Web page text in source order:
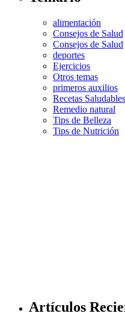
alimentación
Consejos de Salud
Consejos de Salud
deportes
Ejercicios
Otros temas
primeros auxilios
Recetas Saludables
Remedio natural
Tips de Belleza
Tips de Nutrición
Artículos